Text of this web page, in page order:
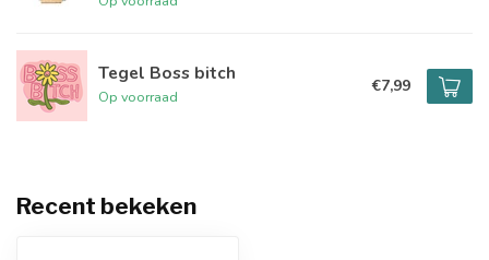
Tegel Boss bitch
Op voorraad
€7,99
Recent bekeken